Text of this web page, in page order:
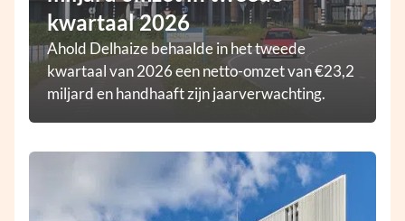
kwartaal 2026
Ahold Delhaize behaalde in het tweede
kwartaal van 2026 een netto-omzet van €23,2
miljard en handhaaft zijn jaarverwachting.